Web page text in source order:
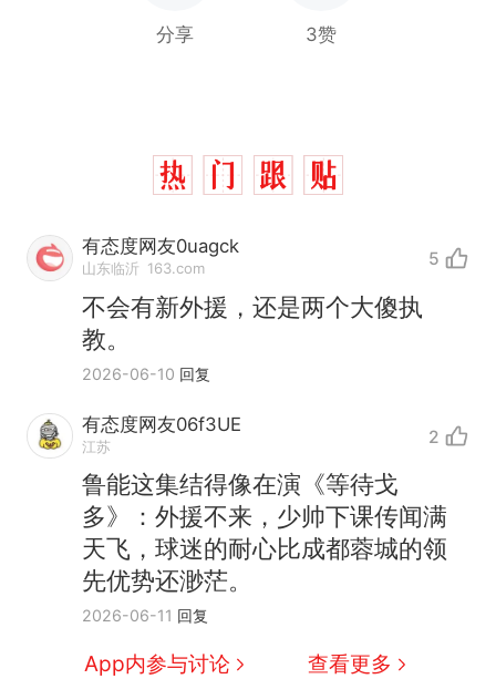
分享 3赞
有态度网友0uagck
山东临沂 163.com 5
不会有新外援，还是两个大傻执
教。
2026-06-10 回复
有态度网友06f3UE
江苏 2
鲁能这集结得像在演《等待戈
多》：外援不来，少帅下课传闻满
天飞，球迷的耐心比成都蓉城的领
先优势还渺茫。
2026-06-11 回复
App内参与讨论 查看更多
热
那个在床头放菜刀的女孩，
因老师一句“跟我回家”改写了
人生
新 费大厨“全国小炒肉大王”称